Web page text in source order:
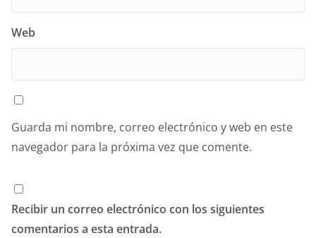
Web
Guarda mi nombre, correo electrónico y web en este
navegador para la próxima vez que comente.
Recibir un correo electrónico con los siguientes
comentarios a esta entrada.